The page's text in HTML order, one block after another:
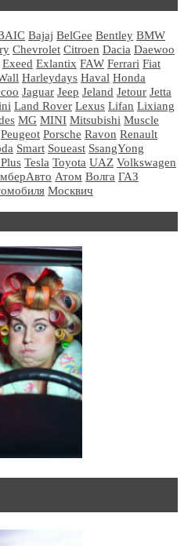
Bajaj BelGee Bentley BMW
Chevrolet Citroen Dacia Daewoo
Exeed Exlantix FAW Ferrari Fiat
Harleydays Haval Honda
Jaguar Jeep Jeland Jetour Jetta
Land Rover Lexus Lifan Lixiang
MG MINI Mitsubishi Muscle
Peugeot Porsche Ravon Renault
Smart Soueast SsangYong
Tesla Toyota UAZ Volkswagen
Атом Волга ГАЗ
Москвич